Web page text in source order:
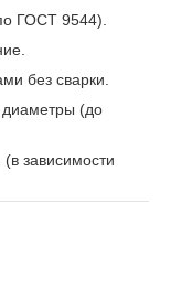
ГОСТ 9544).
без сварки.
диаметры (до
зависимости